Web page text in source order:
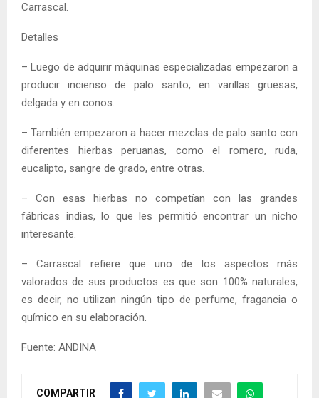
Carrascal.
Detalles
– Luego de adquirir máquinas especializadas empezaron a
producir incienso de palo santo, en varillas gruesas,
delgada y en conos.
– También empezaron a hacer mezclas de palo santo con
diferentes hierbas peruanas, como el romero, ruda,
eucalipto, sangre de grado, entre otras.
– Con esas hierbas no competían con las grandes
fábricas indias, lo que les permitió encontrar un nicho
interesante.
– Carrascal refiere que uno de los aspectos más
valorados de sus productos es que son 100% naturales,
es decir, no utilizan ningún tipo de perfume, fragancia o
químico en su elaboración.
Fuente: ANDINA
COMPARTIR